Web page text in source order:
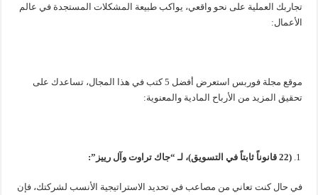
تجاربك العملية على نحو واقعي، يواكب طبيعة المشكلات المستجدة في عالم
الأعمال:
موقع مجلة فوربس استعرض أفضل 5 كتب في هذا المجال، تساعدك على
تحقيق المزيد من الأرباح المادية والمعنوية:
(22 قانوناً ثابتاً في التسويق)، لـ “جاك تراوت وآل رييز”:
في حال كنت تعاني من مصاعب في تحديد الاستراتيجية الأنسب لشركتك، فإن